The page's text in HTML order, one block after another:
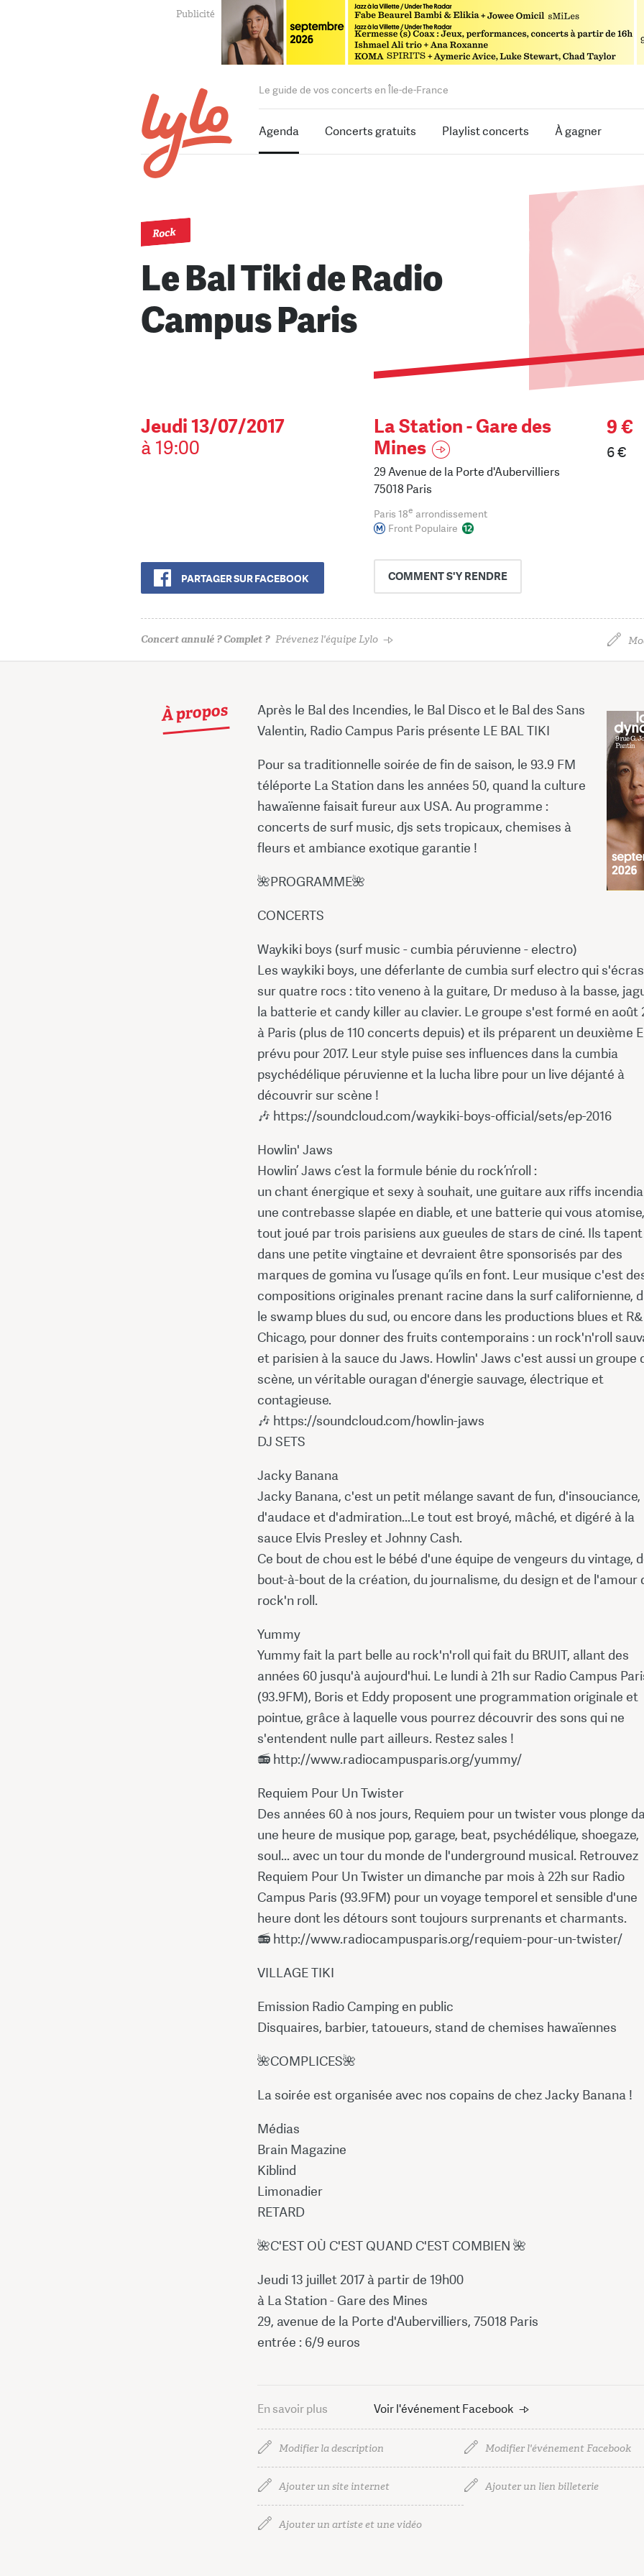
Le guide de vos concerts en Île-de-France
Agenda Concerts gratuits Playlist concerts À gagner
Rock
Le Bal Tiki de Radio
Campus Paris
Jeudi 13/07/2017
à 19:00
PARTAGER SUR FACEBOOK
La Station - Gare des
Mines
29 Avenue de la Porte d'Aubervilliers
75018 Paris
Paris 18e arrondissement
Front Populaire
COMMENTS'Y RENDRE
9 €
6 €
Concert annulé ? Complet ? Prévenez l'équipe Lylo
À propos
Après le Bal des Incendies, le Bal Disco et le Bal des Sans
Valentin, Radio Campus Paris présente LE BAL TIKI
Pour sa traditionnelle soirée de fin de saison, le 93.9 FM
téléporte La Station dans les années 50, quand la culture
hawaïenne faisait fureur aux USA. Au programme :
concerts de surf music, djs sets tropicaux, chemises à
fleurs et ambiance exotique garantie !
🌺PROGRAMME🌺
CONCERTS
Waykiki boys (surf music - cumbia péruvienne - electro)
Les waykiki boys, une déferlante de cumbia surf electro qui
sur quatre rocs : tito veneno à la guitare, Dr meduso à la basse,
la batterie et candy killer au clavier. Le groupe s'est formé en août
à Paris (plus de 110 concerts depuis) et ils préparent un deuxième
prévu pour 2017. Leur style puise ses influences dans la cumbia
psychédélique péruvienne et la lucha libre pour un live déjanté à
découvrir sur scène !
🎶 https://soundcloud.com/waykiki-boys-official/sets/ep-2016
Howlin' Jaws
Howlin’ Jaws c’est la formule bénie du rock’n’roll :
un chant énergique et sexy à souhait, une guitare aux riffs
une contrebasse slapée en diable, et une batterie qui vous
tout joué par trois parisiens aux gueules de stars de ciné. Ils tapent
dans une petite vingtaine et devraient être sponsorisés par des
marques de gomina vu l’usage qu’ils en font. Leur musique c'est
compositions originales prenant racine dans la surf californienne,
le swamp blues du sud, ou encore dans les productions blues et
Chicago, pour donner des fruits contemporains : un rock'n'roll
et parisien à la sauce du Jaws. Howlin' Jaws c'est aussi un groupe
scène, un véritable ouragan d'énergie sauvage, électrique et
contagieuse.
🎶 https://soundcloud.com/howlin-jaws
DJ SETS
Jacky Banana
Jacky Banana, c'est un petit mélange savant de fun, d'insouciance,
d'audace et d'admiration...Le tout est broyé, mâché, et digéré à la
sauce Elvis Presley et Johnny Cash.
Ce bout de chou est le bébé d'une équipe de vengeurs du vintage,
bout-à-bout de la création, du journalisme, du design et de l'amour
rock'n roll.
Yummy
Yummy fait la part belle au rock'n'roll qui fait du BRUIT, allant des
années 60 jusqu'à aujourd'hui. Le lundi à 21h sur Radio Campus
(93.9FM), Boris et Eddy proposent une programmation originale et
pointue, grâce à laquelle vous pourrez découvrir des sons qui ne
s'entendent nulle part ailleurs. Restez sales !
📻 http://www.radiocampusparis.org/yummy/
Requiem Pour Un Twister
Des années 60 à nos jours, Requiem pour un twister vous plonge
une heure de musique pop, garage, beat, psychédélique, shoegaze,
soul... avec un tour du monde de l'underground musical. Retrouvez
Requiem Pour Un Twister un dimanche par mois à 22h sur Radio
Campus Paris (93.9FM) pour un voyage temporel et sensible d'une
heure dont les détours sont toujours surprenants et charmants.
📻 http://www.radiocampusparis.org/requiem-pour-un-twister/
VILLAGE TIKI
Emission Radio Camping en public
Disquaires, barbier, tatoueurs, stand de chemises hawaïennes
🌺COMPLICES🌺
La soirée est organisée avec nos copains de chez Jacky Banana !
Médias
Brain Magazine
Kiblind
Limonadier
RETARD
🌺C'EST OÙ C'EST QUAND C'EST COMBIEN 🌺
Jeudi 13 juillet 2017 à partir de 19h00
à La Station - Gare des Mines
29, avenue de la Porte d'Aubervilliers, 75018 Paris
entrée : 6/9 euros
En savoir plus Voir l'événement Facebook
Modifier la description Modifier l'événement Facebook
Ajouter un site internet Ajouter un lien billeterie
Ajouter un artiste et une vidéo